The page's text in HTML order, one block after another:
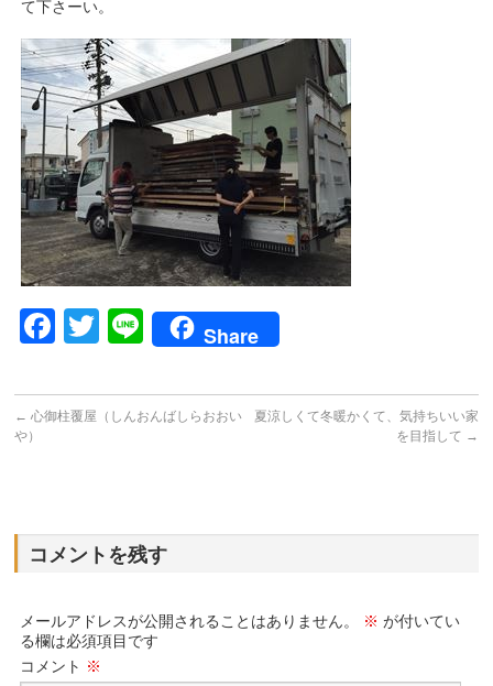
て下さーい。
Facebook
Twitter
LineShare
← 心御柱覆屋（しんおんばしらおおい
や）
夏涼しくて冬暖かくて、気持ちいい家
を目指して →
コメントを残す
メールアドレスが公開されることはありません。 ※ が付いてい
る欄は必須項目です
コメント ※